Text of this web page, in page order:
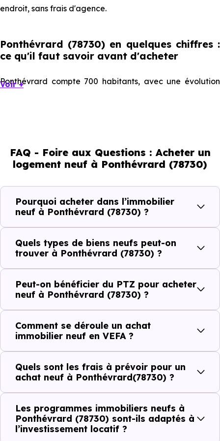
endroit, sans frais d'agence.
Ponthévrard (78730) en quelques chiffres :
ce qu'il faut savoir avant d'acheter
Ponthévrard compte 700 habitants, avec une évolution
de jeunes et 24.86 % d'enfants. Un profil démographique
qui renseigne directement sur la demande locative locale
et les typologies de biens les plus recherchées.
Côté cadre de vie, Ponthévrard (78730) dispose de 0
commerces, 0 professions médicales et 1 établissements
scolaires. Des équipements du quotidien qui constituent
autant d'arguments concrets pour habiter ou investir
dans la commune.
Combien coûte un logement à Ponthévrard
(78730) ?
C'est souvent la première question. Voici les repères de
prix à connaître pour un achat immobilier à Ponthévrard
(78730) :
Prix
minimum
Prix
moyen
Prix
Voir +
FAQ - Foire aux Questions : Acheter un
logement neuf à Ponthévrard (78730)
Pourquoi acheter dans l’immobilier
neuf à Ponthévrard (78730) ?
Quels types de biens neufs peut-on
trouver à Ponthévrard (78730) ?
Peut-on bénéficier du PTZ pour acheter
neuf à Ponthévrard (78730) ?
Comment se déroule un achat
immobilier neuf en VEFA ?
Quels sont les frais à prévoir pour un
achat neuf à Ponthévrard(78730) ?
Les programmes immobiliers neufs à
Ponthévrard (78730) sont-ils adaptés à
l’investissement locatif ?